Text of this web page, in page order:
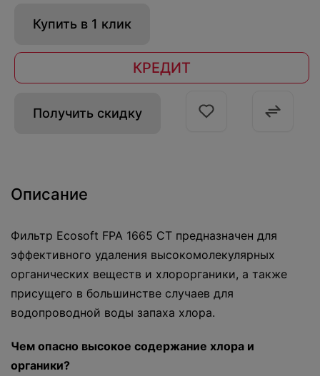
Купить в 1 клик
КРЕДИТ
Получить скидку
Описание
Фильтр Ecosoft FPA 1665 CT предназначен для
эффективного удаления высокомолекулярных
органических веществ и хлорорганики, а также
присущего в большинстве случаев для
водопроводной воды запаха хлора.
Чем опасно высокое содержание хлора и
органики?